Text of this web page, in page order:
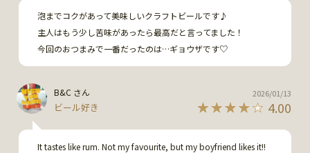
泡までコクがあって美味しいクラフトビールです♪
主人はもう少し苦味があったら最高だと言ってました！
今回のおつまみで一番だったのは…ギョウザです♡
B&C さん
ビール好き 4.00
2026/01/13
It tastes like rum. Not my favourite, but my boyfriend likes it!!